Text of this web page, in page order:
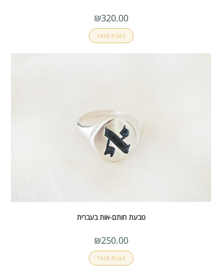
₪320.00
הצגת מוצר
טבעת חותם-אות בעברית
₪250.00
הצגת מוצר